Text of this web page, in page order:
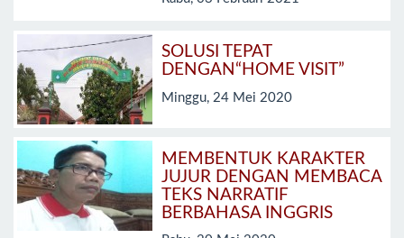
SOLUSI TEPAT
DENGAN“HOME VISIT”
Minggu, 24 Mei 2020
MEMBENTUK KARAKTER
JUJUR DENGAN MEMBACA
TEKS NARRATIF
BERBAHASA INGGRIS